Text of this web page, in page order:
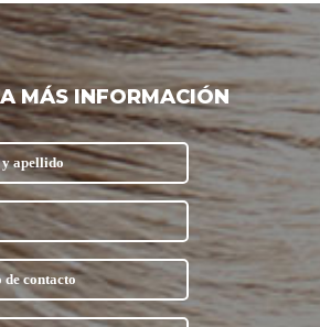
MÁS INFORMACIÓN